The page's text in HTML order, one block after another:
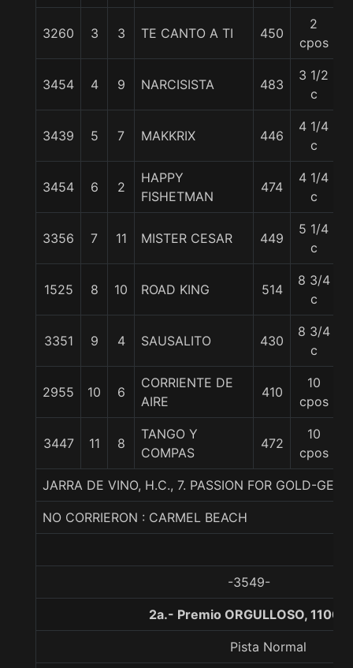
3260 3 3 TE CANTO A TI 450
2
cpos
3454 4 9 NARCISISTA 483
3 1/2
c
3439 5 7 MAKKRIX 446
4 1/4
c
3454 6 2
HAPPY
FISHETMAN
474
4 1/4
c
3356 7 11 MISTER CESAR 449
5 1/4
c
1525 8 10 ROAD KING 514
8 3/4
c
3351 9 4 SAUSALITO 430
8 3/4
c
2955 10 6
CORRIENTE DE
AIRE
410
10
cpos
3447 11 8
TANGO Y
COMPAS
472
10
cpos
JARRA DE VINO, H.C., 7. PASSION FOR GOLD-
NO CORRIERON : CARMEL BEACH
-3549-
2a.- Premio ORGULLOSO, 1100
Pista Normal